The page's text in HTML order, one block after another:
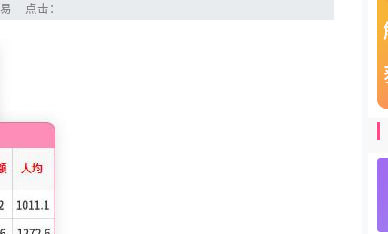
易 点击：